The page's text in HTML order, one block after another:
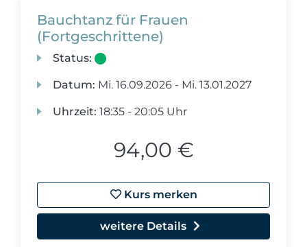
Bauchtanz für Frauen
(Fortgeschrittene)
Status:
Datum: Mi. 16.09.2026 - Mi. 13.01.2027
Uhrzeit: 18:35 - 20:05 Uhr
94,00 €
Kurs merken
weitere Details